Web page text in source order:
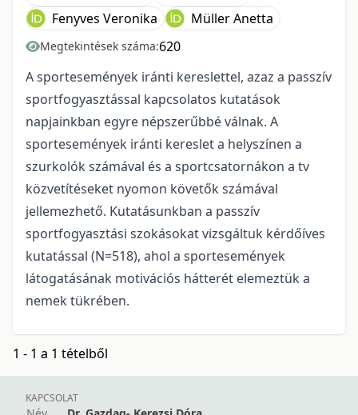
Fenyves Veronika
Müller Anetta
Megtekintések száma:620
A sportesemények iránti kereslettel, azaz a passzív
sportfogyasztással kapcsolatos kutatások
napjainkban egyre népszerűbbé válnak. A
sportesemények iránti kereslet a helyszínen a
szurkolók számával és a sportcsatornákon a tv
közvetítéseket nyomon követők számával
jellemezhető. Kutatásunkban a passzív
sportfogyasztási szokásokat vizsgáltuk kérdőíves
kutatással (N=518), ahol a sportesemények
látogatásának motivációs hátterét elemeztük a
nemek tükrében.
1 - 1 a 1 tételből
KAPCSOLAT